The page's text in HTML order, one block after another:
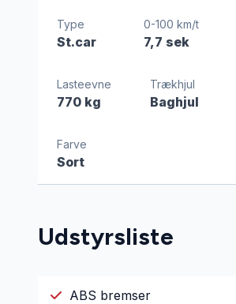
Type
St.car
0-100 km/t
7,7 sek
Lasteevne
770 kg
Trækhjul
Baghjul
Farve
Sort
Udstyrsliste
ABS bremser